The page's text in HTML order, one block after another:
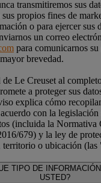
transmitiremos sus
propios fines de
o para ejercer sus
un correo
para comunicarnos
brevedad.
Le Creuset al
a proteger sus
explica cómo
con la
(incluida la Normativa
679) y la ley de
territorio o ubicación
TIPO DE
USTED?